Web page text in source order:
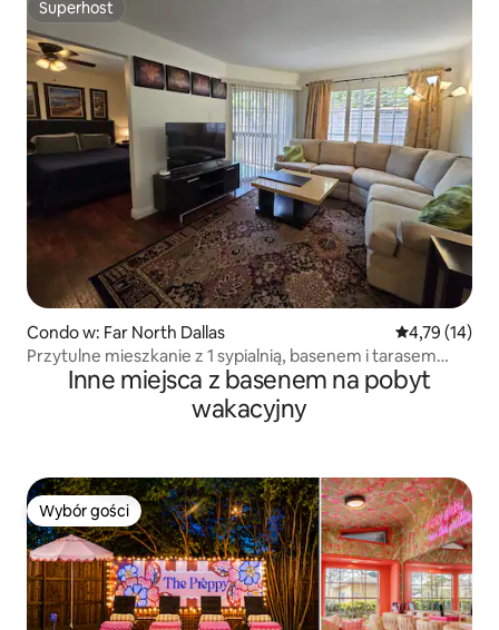
Superhost
Superhost
Condo w: Far North Dallas Średnia
4,79 (14)
Przytulne mieszkanie z 1 sypialnią, basenem i tarasem
w zamkniętej dzielnicy
Inne miejsca z basenem na pobyt
wakacyjny
Wybór gości
Wybór gości